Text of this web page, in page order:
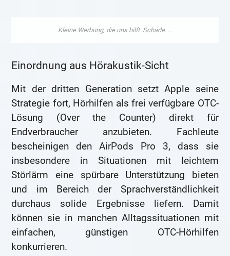
Einordnung aus Hörakustik-Sicht
Mit der dritten Generation setzt Apple seine
Strategie fort, Hörhilfen als frei verfügbare OTC-
Lösung (Over the Counter) direkt für
Endverbraucher anzubieten. Fachleute
bescheinigen den AirPods Pro 3, dass sie
insbesondere in Situationen mit leichtem
Störlärm eine spürbare Unterstützung bieten
und im Bereich der Sprachverständlichkeit
durchaus solide Ergebnisse liefern. Damit
können sie in manchen Alltagssituationen mit
einfachen, günstigen OTC-Hörhilfen
konkurrieren.